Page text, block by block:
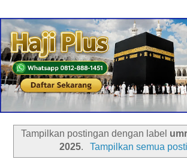
Tampilkan postingan dengan label
2025. Tampilkan semua